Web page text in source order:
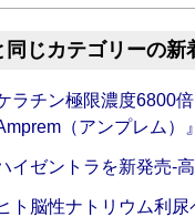
同じカテゴリーの新
ラチン極限濃度6800
（アンプレム
イゼントラを新発売
ト脳性ナトリウム利